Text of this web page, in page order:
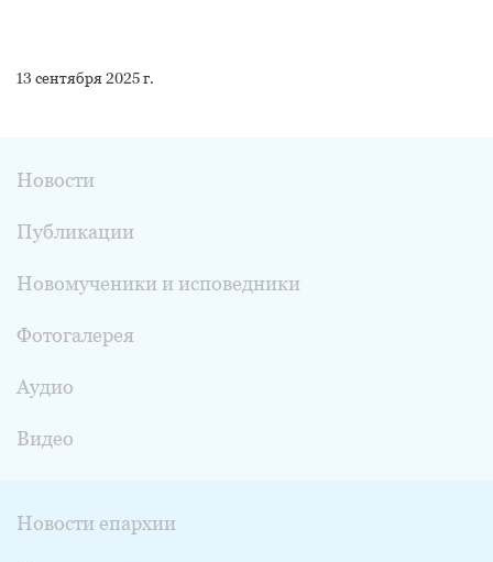
13 сентября 2025 г.
Новости
Публикации
Новомученики и исповедники
Фотогалерея
Аудио
Видео
Новости епархии